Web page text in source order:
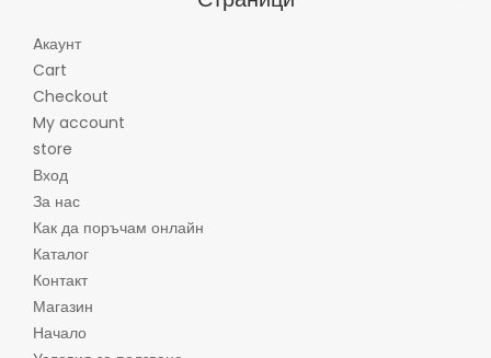
Aкаунт
Cart
Checkout
My account
store
Вход
За нас
Как да поръчам онлайн
Каталог
Контакт
Магазин
Начало